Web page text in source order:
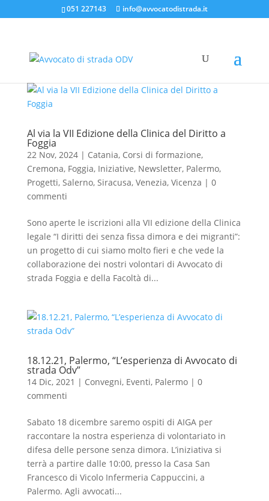
051 227143 info@avvocatodistrada.it
Al via la VII Edizione della Clinica del Diritto a
Foggia
22 Nov, 2024| Catania, Corsi di formazione,
Cremona, Foggia, Iniziative, Newsletter, Palermo,
Progetti, Salerno, Siracusa, Venezia, Vicenza | 0
commenti
Sono aperte le iscrizioni alla VII edizione della Clinica
legale “I diritti dei senza fissa dimora e dei migranti”:
un progetto di cui siamo molto fieri e che vede la
collaborazione dei nostri volontari di Avvocato di
strada Foggia e della Facoltà di...
18.12.21, Palermo, “L’esperienza di Avvocato di
strada Odv”
14 Dic, 2021 | Convegni, Eventi, Palermo| 0
commenti
Sabato 18 dicembre saremo ospiti di AIGA per
raccontare la nostra esperienza di volontariato in
difesa delle persone senza dimora. L’iniziativa si
terrà a partire dalle 10:00, presso la Casa San
Francesco di Vicolo Infermeria Cappuccini, a
Palermo. Agli avvocati...